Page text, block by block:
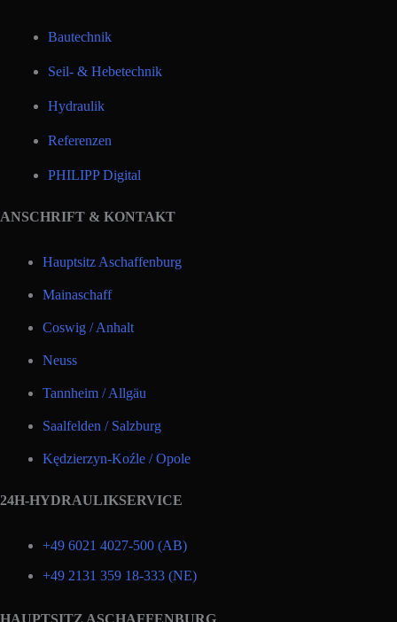
Bautechnik
Seil- & Hebetechnik
Hydraulik
Referenzen
PHILIPP Digital
ANSCHRIFT & KONTAKT
Hauptsitz Aschaffenburg
Mainaschaff
Coswig / Anhalt
Neuss
Tannheim / Allgäu
Saalfelden / Salzburg
Kędzierzyn-Koźle / Opole
24H-HYDRAULIKSERVICE
+49 6021 4027-500 (AB)
+49 2131 359 18-333 (NE)
HAUPTSITZ ASCHAFFENBURG